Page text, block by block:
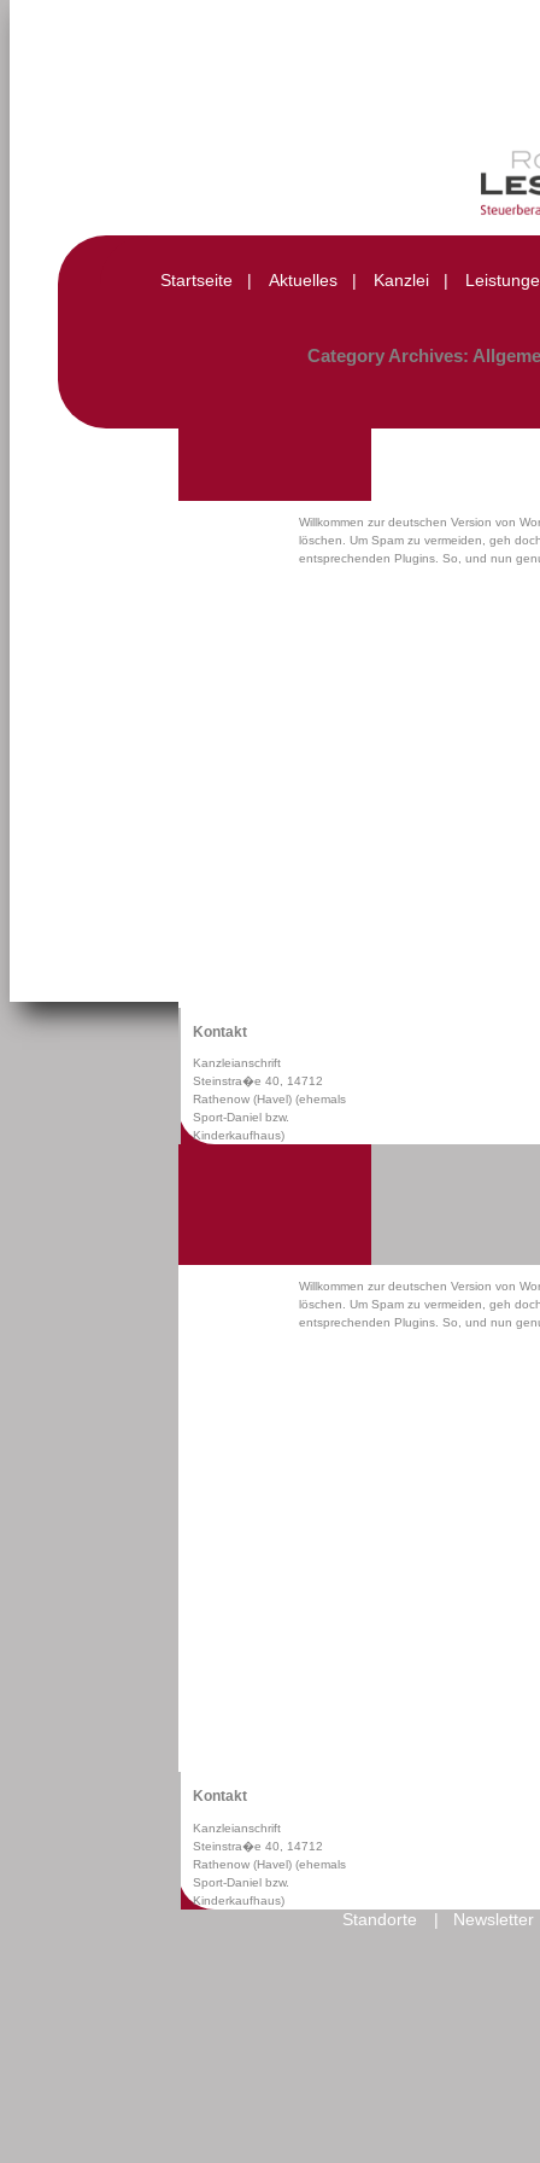
Startseite | Aktuelles | Kanzlei |
Category Archives:
Willkommen zur deutschen Version von
löschen. Um Spam zu vermeiden, geh
entsprechenden Plugins. So, und nun
Kontakt
Kanzleianschrift
Steinstra�e 40, 14712
Rathenow (Havel) (ehemals
Sport-Daniel bzw.
Kinderkaufhaus)
Willkommen zur deutschen Version von
löschen. Um Spam zu vermeiden, geh
entsprechenden Plugins. So, und nun
Kontakt
Kanzleianschrift
Steinstra�e 40, 14712
Rathenow (Havel) (ehemals
Sport-Daniel bzw.
Kinderkaufhaus)
Standorte | Newsletter